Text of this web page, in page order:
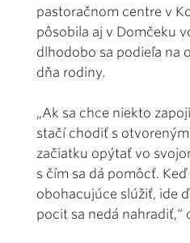
pastoračnom centre v
pôsobila aj v Domčeku
dlhodobo sa podieľa na
dňa rodiny.
„Ak sa chce niekto
stačí chodiť s
začiatku opýtať vo
s čím sa dá pomôcť.
obohacujúce slúžiť, ide
pocit sa nedá nahradiť,“